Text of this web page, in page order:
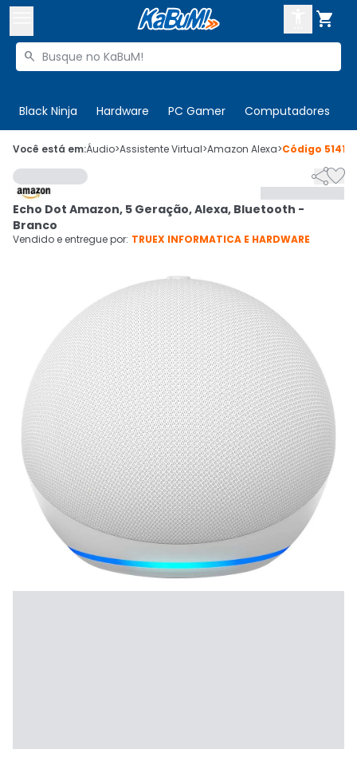

Buscar produtos

Black Ninja Hardware PC Gamer Computadores
 Olá. Acesse sua conta
 Departamentos
Cupons
Ativar tradutor em libras
CADASTRE-SE
Você está em:Áudio>Assistente Virtual>Amazon Alexa>Código

Echo Dot Amazon, 5 Geração, Alexa, Bluetooth -
Branco
Vendido e entregue por: TRUEX INFORMATICA E HARDWARE